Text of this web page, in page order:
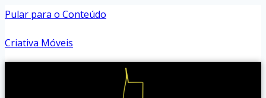
Pular para o Conteúdo
Criativa Móveis